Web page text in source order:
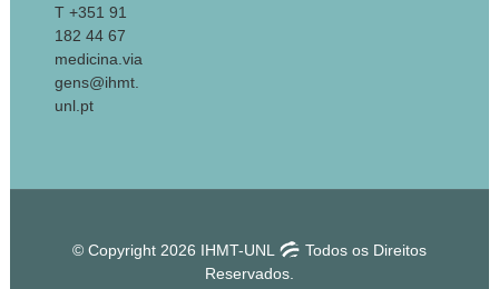
T +351 91
182 44 67
medicina.via
gens@ihmt.
unl.pt
© Copyright 2026 IHMT-UNL
Todos os Direitos
Reservados.